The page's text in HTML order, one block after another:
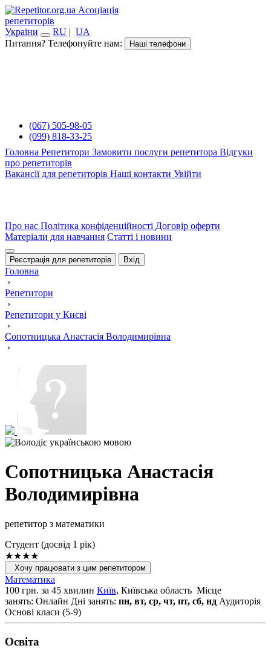
Асоціація
репетиторів
України
RU | UA
Питання? Телефонуйте нам:
Наші телефони
(067) 505-98-05
(099) 818-33-25
Головна Репетитори Замовити послуги репетитора Відгуки
про репетиторів
Вакансії для репетиторів Наші контакти Увійти
Про нас Політика конфіденційності Договір оферти
Матеріали для навчання Статті і новини
Реєстрація для репетиторів Вхід
Головна
›
Репетитори
›
Репетитори у Києві
›
Сопотницька Анастасія Володимирівна
›
Сопотницька Анастасія
Володимирівна
репетитор з математики
Cтудент (досвід 1 рік)
★★★★
Хочу працювати з цим репетитором
Математика
100 грн. за 45 хвилин Київ, Київська область Місце
занять: Онлайн Дні занять: пн, вт, ср, чт, пт, сб, нд Аудиторія
Основі класи (5-9)
Освiта